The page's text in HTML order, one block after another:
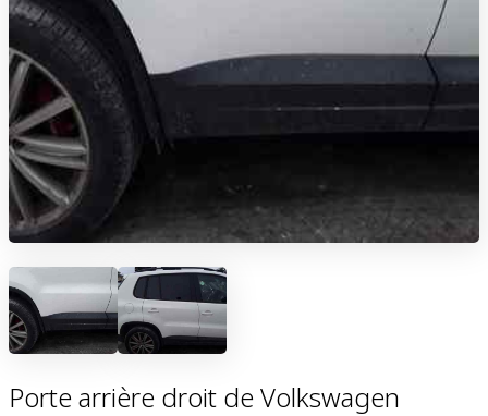
Porte arrière droit de Volkswagen